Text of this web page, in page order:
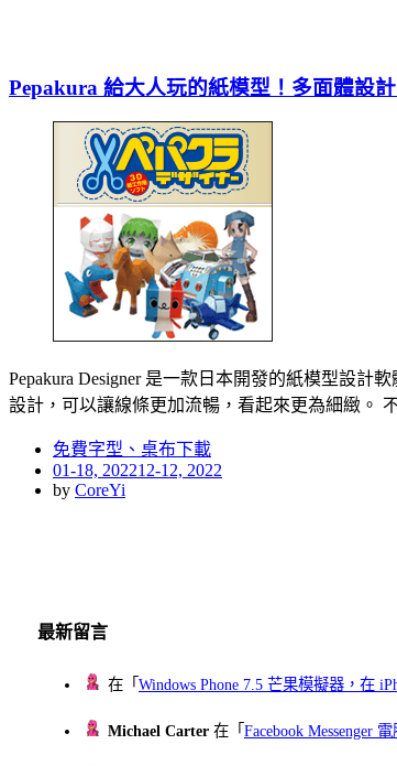
Pepakura 給大人玩的紙模型！多面體設
Pepakura Designer 是一款日本開發的紙模型設
設計，可以讓線條更加流暢，看起來更為細緻。
免費字型、桌布下載
Posted
on
01-18, 202212-12, 2022
by CoreYi
最新留言
在「Windows Phone 7.5 芒果模擬器，在
Michael Carter 在「Facebook Messenger